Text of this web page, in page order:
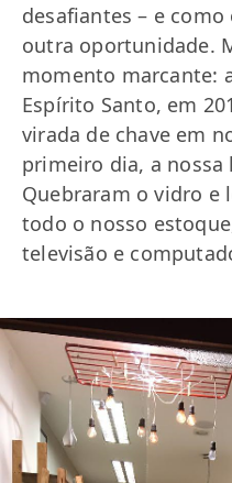
desafiantes – e
outra oportunidade.
momento marcante:
Espírito Santo, em
virada de chave em
primeiro dia, a nossa
Quebraram o vidro e
todo o nosso
televisão e